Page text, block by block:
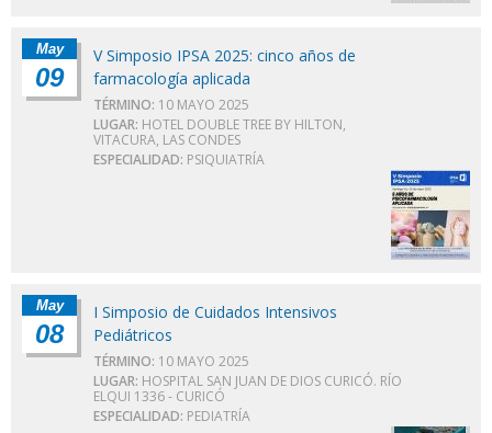
May
09
V Simposio IPSA 2025: cinco años de
farmacología aplicada
TÉRMINO: 10 MAYO 2025
LUGAR: HOTEL DOUBLE TREE BY HILTON,
VITACURA, LAS CONDES
ESPECIALIDAD: PSIQUIATRÍA
May
08
I Simposio de Cuidados Intensivos
Pediátricos
TÉRMINO: 10 MAYO 2025
LUGAR: HOSPITAL SAN JUAN DE DIOS CURICÓ. RÍO
ELQUI 1336 - CURICÓ
ESPECIALIDAD: PEDIATRÍA